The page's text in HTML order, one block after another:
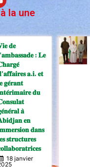
la une
𝐝𝐞
: 𝐋𝐞
𝐚.𝐢. 𝐞𝐭
𝐠𝐞́𝐫𝐚𝐧𝐭
𝐝𝐮
𝐚̀
𝐞𝐧
𝐝𝐚𝐧𝐬
𝐬𝐭𝐫𝐮𝐜𝐭𝐮𝐫𝐞𝐬
18 janvier